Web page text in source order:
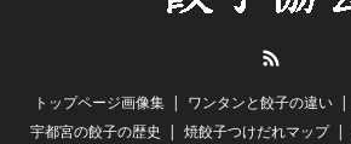
トップページ画像集 ワンタンと餃子の違い
宇都宮の餃子の歴史
焼餃子つけだれマップ